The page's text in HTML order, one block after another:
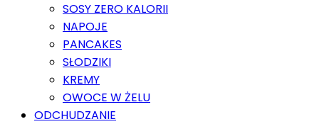
SOSY ZERO KALORII
NAPOJE
PANCAKES
SŁODZIKI
KREMY
OWOCE W ŻELU
ODCHUDZANIE